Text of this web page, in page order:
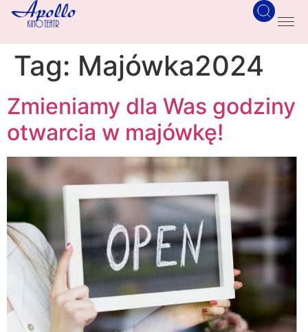
Tag: Majówka2024
Zmieniamy dla Was godziny
otwarcia w majówkę!